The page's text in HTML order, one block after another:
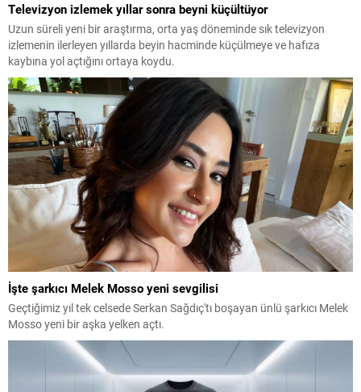
Televizyon izlemek yıllar sonra beyni küçültüyor
Uzun süreli yeni bir araştırma, orta yaş döneminde sık televizyon
izlemenin ilerleyen yıllarda beyin hacminde küçülmeye ve hafıza
kaybına yol açtığını ortaya koydu.
İşte şarkıcı Melek Mosso yeni sevgilisi
Geçtiğimiz yıl tek celsede Serkan Sağdıç'tı boşayan ünlü şarkıcı Melek
Mosso yeni bir aşka yelken açtı.